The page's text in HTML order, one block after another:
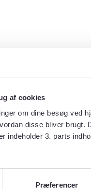
af cookies
om dine besøg ved
disse bliver
indeholder 3. parts
Præferencer